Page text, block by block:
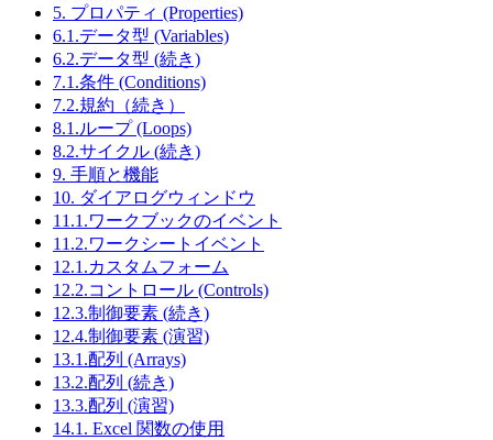
5. プロパティ (Properties)
6.1.データ型 (Variables)
6.2.データ型 (続き)
7.1.条件 (Conditions)
7.2.規約（続き）
8.1.ループ (Loops)
8.2.サイクル (続き)
9. 手順と機能
10. ダイアログウィンドウ
11.1.ワークブックのイベント
11.2.ワークシートイベント
12.1.カスタムフォーム
12.2.コントロール (Controls)
12.3.制御要素 (続き)
12.4.制御要素 (演習)
13.1.配列 (Arrays)
13.2.配列 (続き)
13.3.配列 (演習)
14.1. Excel 関数の使用